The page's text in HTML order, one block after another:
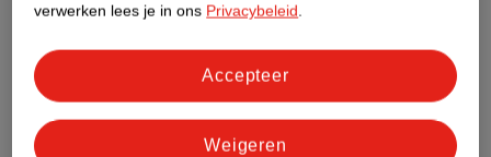
Productinformatie
Etiketinformatie
Nature Impact Score
verwerken lees je in ons Privacybeleid.
Weigeren
Accepteer